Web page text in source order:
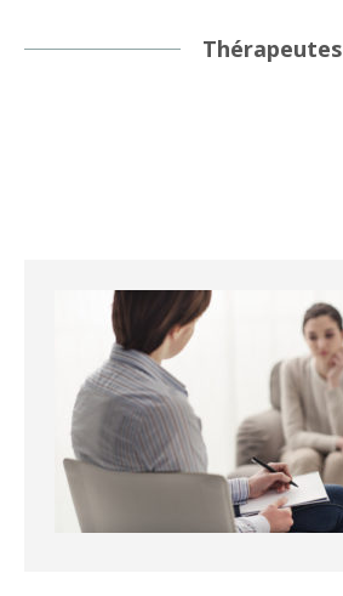
Thérapeutes